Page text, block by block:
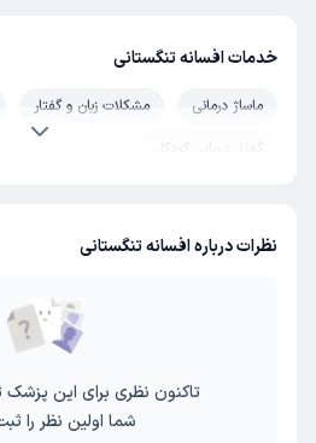
خدمات افسانه تنگستانی
ماساژ درمانی مشکلات زبان و گفتار
گفتار درمانی کودکان
نظرات درباره افسانه تنگستانی
تاکنون نظری برای این
شما اولین نظر را